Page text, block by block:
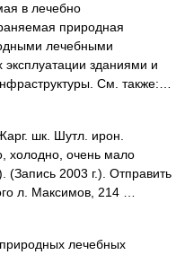
в лечебно
природная
лечебными
зданиями и
См. также:…
шк. Шутл. ирон.
холодно, очень мало
(Запись 2003 г.). Отправить
л. Максимов, 214 …
лечебных